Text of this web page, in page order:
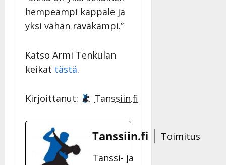
hempeämpi kappale ja
yksi vähän räväkämpi.”
Katso Armi Tenkulan
keikat tästä.
Kirjoittanut: Tanssiin.fi
Tanssiin.fi
Toimitus
Tanssi- ja